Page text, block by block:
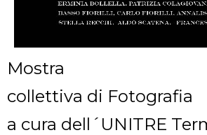
Mostra
collettiva di Fotografia
a cura dell´UNITRE